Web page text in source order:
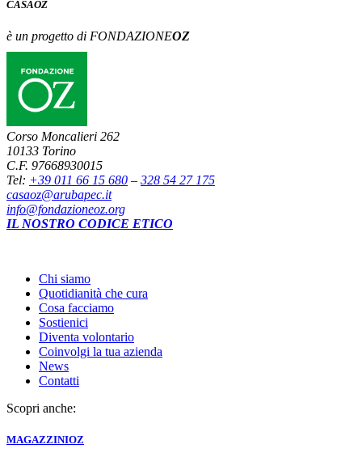
CASAOZ
è un progetto di FONDAZIONEOZ
Corso Moncalieri 262
10133 Torino
C.F. 97668930015
Tel: +39 011 66 15 680 – 328 54 27 175
casaoz@arubapec.it
info@fondazioneoz.org
IL NOSTRO CODICE ETICO
Chi siamo
Quotidianità che cura
Cosa facciamo
Sostienici
Diventa volontario
Coinvolgi la tua azienda
News
Contatti
Scopri anche:
MAGAZZINIOZ